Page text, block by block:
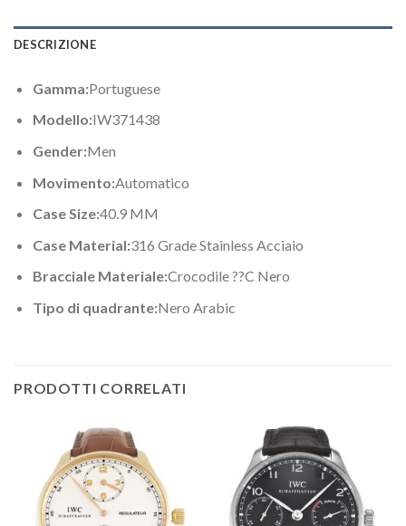
DESCRIZIONE
Gamma:Portuguese
Modello:IW371438
Gender:Men
Movimento:Automatico
Case Size:40.9 MM
Case Material:316 Grade Stainless Acciaio
Bracciale Materiale:Crocodile ??C Nero
Tipo di quadrante:Nero Arabic
PRODOTTI CORRELATI